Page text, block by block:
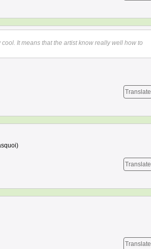
It means that the artist know really well how to
Translate
Translate
Translate